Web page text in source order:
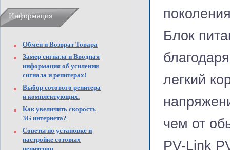
Информация
Обмен и Возврат Товара
Замер сигнала и Вводная
информация об усилении
сигнала и репитерах!
Выбор сотового репитера
и комплектующих.
Как увеличить скорость
3G интернета?
Советы по установке и
настройке сотовых
Блок
легкий
чем от
PV-Link